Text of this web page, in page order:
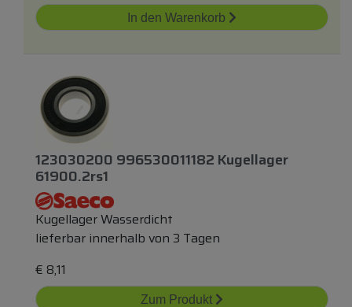
In den Warenkorb
123030200 996530011182 Kugellager
61900.2rs1
Kugellager Wasserdicht
lieferbar innerhalb von 3 Tagen
€ 8,11
Zum Produkt